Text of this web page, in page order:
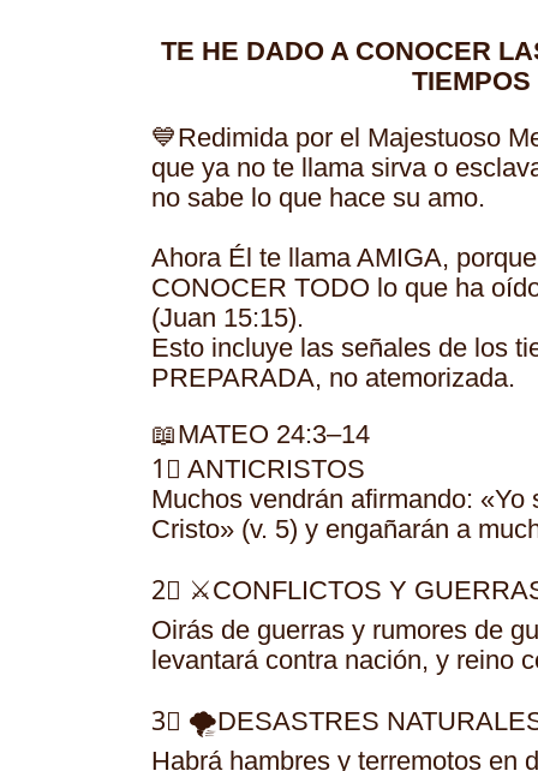
TE HE DADO A CONOCER
TIEMPOS
💙Redimida por el Majestuoso
que ya no te llama sirva o
no sabe lo que hace su amo.
Ahora Él te llama AMIGA,
CONOCER TODO lo que ha
(Juan 15:15).
Esto incluye las señales de los
PREPARADA, no atemorizada.
📖MATEO 24:3–14
1⃣ ANTICRISTOS
Muchos vendrán afirmando: «Yo
Cristo» (v. 5) y engañarán a
2⃣ ⚔️CONFLICTOS Y
Oirás de guerras y rumores de
levantará contra nación, y reino
3⃣ 🌪️DESASTRES
Habrá hambres y terremotos en